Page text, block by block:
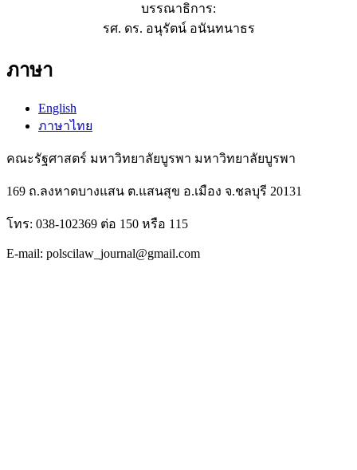
บรรณาธิการ:
รศ. ดร. อนุรัตน์ อนันทนาธร
ภาษา
English
ภาษาไทย
คณะรัฐศาสตร์ มหาวิทยาลัยบูรพา มหาวิทยาลัยบูรพา
169 ถ.ลงหาดบางแสน ต.แสนสุข อ.เมือง จ.ชลบุรี 20131
โทร: 038-102369 ต่อ 150 หรือ 115
E-mail: polscilaw_journal@gmail.com